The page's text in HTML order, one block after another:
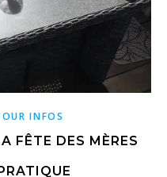
INFOS
FÊTE DES MÈRES